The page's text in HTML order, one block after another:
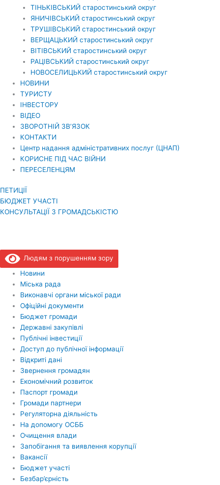
ТІНЬКІВСЬКИЙ старостинський округ
ЯНИЧІВСЬКИЙ старостинський округ
ТРУШІВСЬКИЙ старостинський округ
ВЕРЩАЦЬКИЙ старостинський округ
ВІТІВСЬКИЙ старостинський округ
РАЦІВСЬКИЙ старостинський округ
НОВОСЕЛИЦЬКИЙ старостинський округ
НОВИНИ
ТУРИСТУ
ІНВЕСТОРУ
ВІДЕО
ЗВОРОТНІЙ ЗВ’ЯЗОК
КОНТАКТИ
Центр надання адміністративних послуг (ЦНАП)
КОРИСНЕ ПІД ЧАС ВІЙНИ
ПЕРЕСЕЛЕНЦЯМ
ПЕТИЦІЇ
БЮДЖЕТ УЧАСТІ
КОНСУЛЬТАЦІЇ З ГРОМАДСЬКІСТЮ
Людям з порушенням зору
Новини
Міська рада
Виконавчі органи міської ради
Офіційні документи
Бюджет громади
Державні закупівлі
Публічні інвестиції
Доступ до публічної інформації
Відкриті дані
Звернення громадян
Економічний розвиток
Паспорт громади
Громади партнери
Регуляторна діяльність
На допомогу ОСББ
Очищення влади
Запобігання та виявлення корупції
Вакансії
Бюджет участі
Безбар’єрність